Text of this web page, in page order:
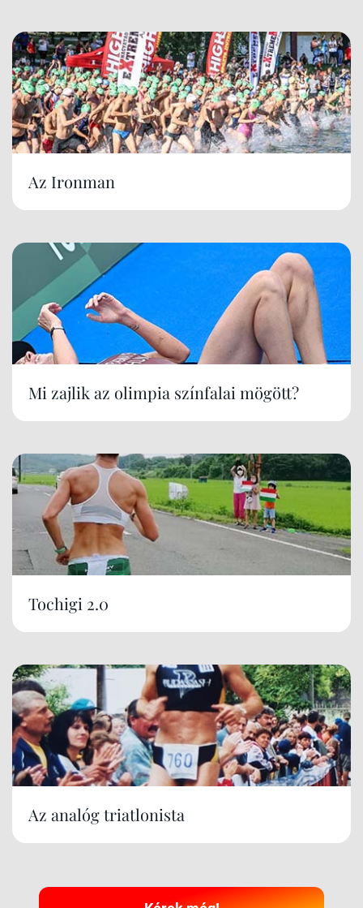
Az Ironman
Mi zajlik az olimpia színfalai mögött?
Tochigi 2.0
Az analóg triatlonista